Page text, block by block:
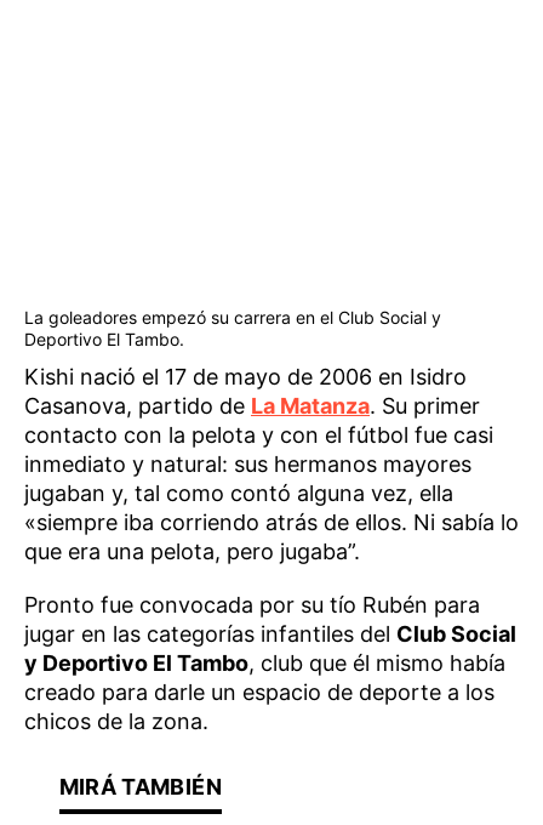
La goleadores empezó su carrera en el Club Social y
Deportivo El Tambo.
Kishi nació el 17 de mayo de 2006 en Isidro
Casanova, partido de La Matanza. Su primer
contacto con la pelota y con el fútbol fue casi
inmediato y natural: sus hermanos mayores
jugaban y, tal como contó alguna vez, ella
«siempre iba corriendo atrás de ellos. Ni sabía lo
que era una pelota, pero jugaba”.
Pronto fue convocada por su tío Rubén para
jugar en las categorías infantiles del Club Social
y Deportivo El Tambo, club que él mismo había
creado para darle un espacio de deporte a los
chicos de la zona.